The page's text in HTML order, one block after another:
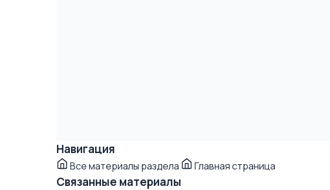
Навигация
Все материалы раздела Главная страница
Связанные материалы